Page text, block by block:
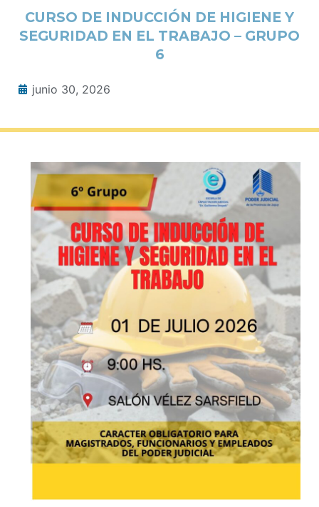
CURSO DE INDUCCIÓN DE HIGIENE Y
SEGURIDAD EN EL TRABAJO – GRUPO
6
junio 30, 2026